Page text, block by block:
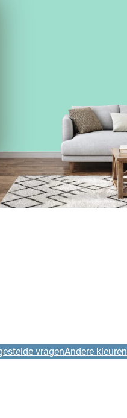
vragenAndere kleuren